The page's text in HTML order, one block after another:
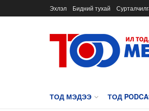
Эхлэл Бидний тухай
ТОД МЭДЭЭ ТОД